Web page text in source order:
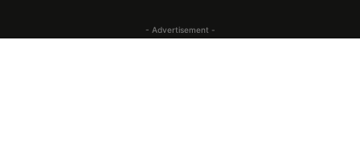
- Advertisement -